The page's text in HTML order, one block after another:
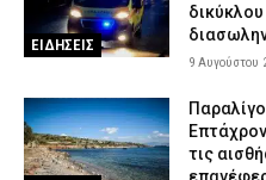
ΕΙΔΗΣΕΙΣ
9 Αυγούστου
τις